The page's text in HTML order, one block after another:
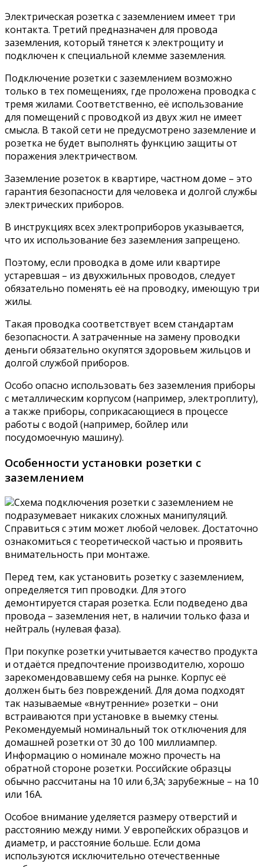
Электрическая розетка с заземлением имеет три
контакта. Третий предназначен для провода
заземления, который тянется к электрощиту и
подключен к специальной клемме заземления.
Подключение розетки с заземлением возможно
только в тех помещениях, где проложена проводка с
тремя жилами. Соответственно, её использование
для помещений с проводкой из двух жил не имеет
смысла. В такой сети не предусмотрено заземление и
розетка не будет выполнять функцию защиты от
поражения электричеством.
Заземление розеток в квартире, частном доме – это
гарантия безопасности для человека и долгой службы
электрических приборов.
В инструкциях всех электроприборов указывается,
что их использование без заземления запрещено.
Поэтому, если проводка в доме или квартире
устаревшая – из двухжильных проводов, следует
обязательно поменять её на проводку, имеющую три
жилы.
Такая проводка соответствует всем стандартам
безопасности. А затраченные на замену проводки
деньги обязательно окупятся здоровьем жильцов и
долгой службой приборов.
Особо опасно использовать без заземления приборы
с металлическим корпусом (например, электроплиту),
а также приборы, соприкасающиеся в процессе
работы с водой (например, бойлер или
посудомоечную машину).
Особенности установки розетки с
заземлением
Схема подключения розетки с заземлением не
подразумевает никаких сложных манипуляций.
Справиться с этим может любой человек. Достаточно
ознакомиться с теоретической частью и проявить
внимательность при монтаже.
Перед тем, как установить розетку с заземлением,
определяется тип проводки. Для этого
демонтируется старая розетка. Еcли подведено два
провода – заземления нет, в наличии только фаза и
нейтраль (нулевая фаза).
При покупке розетки учитывается качество продукта
и отдаётся предпочтение производителю, хорошо
зарекомендовавшему себя на рынке. Корпус её
должен быть без повреждений. Для дома подходят
так называемые «внутренние» розетки – они
встраиваются при установке в выемку стены.
Рекомендуемый номинальный ток отключения для
домашней розетки от 30 до 100 миллиампер.
Информацию о номинале можно прочесть на
обратной стороне розетки. Российские образцы
обычно рассчитаны на 10 или 6,3А; зарубежные – на 10
или 16А.
Особое внимание уделяется размеру отверстий и
расстоянию между ними. У европейских образцов и
диаметр, и расстояние больше. Если дома
используются исключительно отечественные